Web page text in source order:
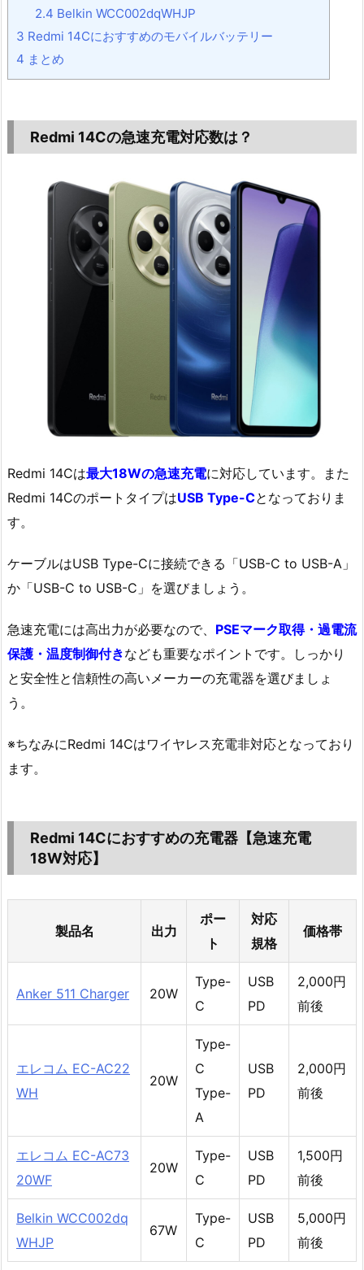
2.4 Belkin WCC002dqWHJP
3 Redmi 14Cにおすすめのモバイルバッテリー
4 まとめ
Redmi 14Cの急速充電対応数は？
Redmi 14Cは最大18Wの急速充電に対応しています。また
Redmi 14CのポートタイプはUSB Type-Cとなっておりま
す。
ケーブルはUSB Type-Cに接続できる「USB-C to USB-A」
か「USB-C to USB-C」を選びましょう。
急速充電には高出力が必要なので、 PSEマーク取得・過電流
保護・温度制御付きなども重要なポイントです。しっかり
と安全性と信頼性の高いメーカーの充電器を選びましょ
う。
※ちなみにRedmi 14Cはワイヤレス充電非対応となっており
ます。
Redmi 14Cにおすすめの充電器【急速充電
18W対応】
製品名 出力
ポー
ト
対応
規格
価格帯
Anker 511 Charger 20W
Type-
C
USB
PD
2,000円
前後
エレコム EC-AC22
WH
20W
Type-
C
Type-
A
USB
PD
2,000円
前後
エレコム EC-AC73
20WF
20W
Type-
C
USB
PD
1,500円
前後
Belkin WCC002dq
WHJP
67W
Type-
C
USB
PD
5,000円
前後